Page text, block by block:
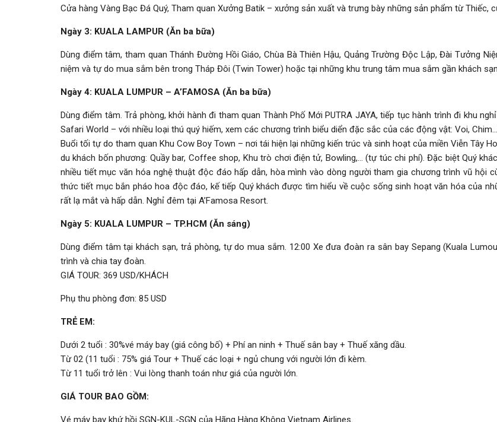
Cửa hàng Vàng Bạc Đá Quý, Tham quan Xưởng Batik – xưởng sản xuất và trưng bày những sản phẩm từ Thiếc,
Ngày 3: KUALA LAMPUR (Ăn ba bữa)
Dùng điểm tâm, tham quan Thánh Đường Hồi Giáo, Chùa Bà Thiên Hậu, Quảng Trường Độc Lập, Đài Tưởng
niệm và tự do mua sắm bên trong Tháp Đôi (Twin Tower) hoặc tại những khu trung tâm mua sắm gần khách
Ngày 4: KUALA LUMPUR – A’FAMOSA (Ăn ba bữa)
Dùng điểm tâm. Trả phòng, khởi hành đi tham quan Thành Phố Mới PUTRA JAYA, tiếp tục hành trình đi khu
Safari World – với nhiều loại thú quý hiếm, xem các chương trình biểu diển đặc sắc của các động vật: Voi,
Buổi tối tự do tham quan Khu Cow Boy Town – nơi tái hiện lại những kiến trúc và sinh hoạt của miền Viễn Tây
du khách bốn phương: Quầy bar, Coffee shop, Khu trò chơi điện tử, Bowling,… (tự túc chi phí). Đặc biệt Quý
nhiều tiết mục văn hóa nghệ thuật độc đáo hấp dẫn, hòa mình vào dòng người tham gia chương trình vũ hội
thức tiết mục bắn pháo hoa độc đáo, kế tiếp Quý khách được tìm hiểu về cuộc sống sinh hoạt văn hóa của
rất lạ mắt và hấp dẫn. Nghỉ đêm tại A’Famosa Resort.
Ngày 5: KUALA LUMPUR – TP.HCM (Ăn sáng)
Dùng điểm tâm tại khách sạn, trả phòng, tự do mua sắm. 12:00 Xe đưa đoàn ra sân bay Sepang (Kuala
trình và chia tay đoàn.
GIÁ TOUR: 369 USD/KHÁCH
Phụ thu phòng đơn: 85 USD
TRẺ EM:
Dưới 2 tuổi : 30%vé máy bay (giá công bố) + Phí an ninh + Thuế sân bay + Thuế xăng dầu.
Từ 02 (11 tuổi : 75% giá Tour + Thuế các loại + ngủ chung với người lớn đi kèm.
Từ 11 tuổi trở lên : Vui lòng thanh toán như giá của người lớn.
GIÁ TOUR BAO GỒM:
Vé máy bay khứ hồi SGN-KUL-SGN của Hãng Hàng Không Vietnam Airlines.